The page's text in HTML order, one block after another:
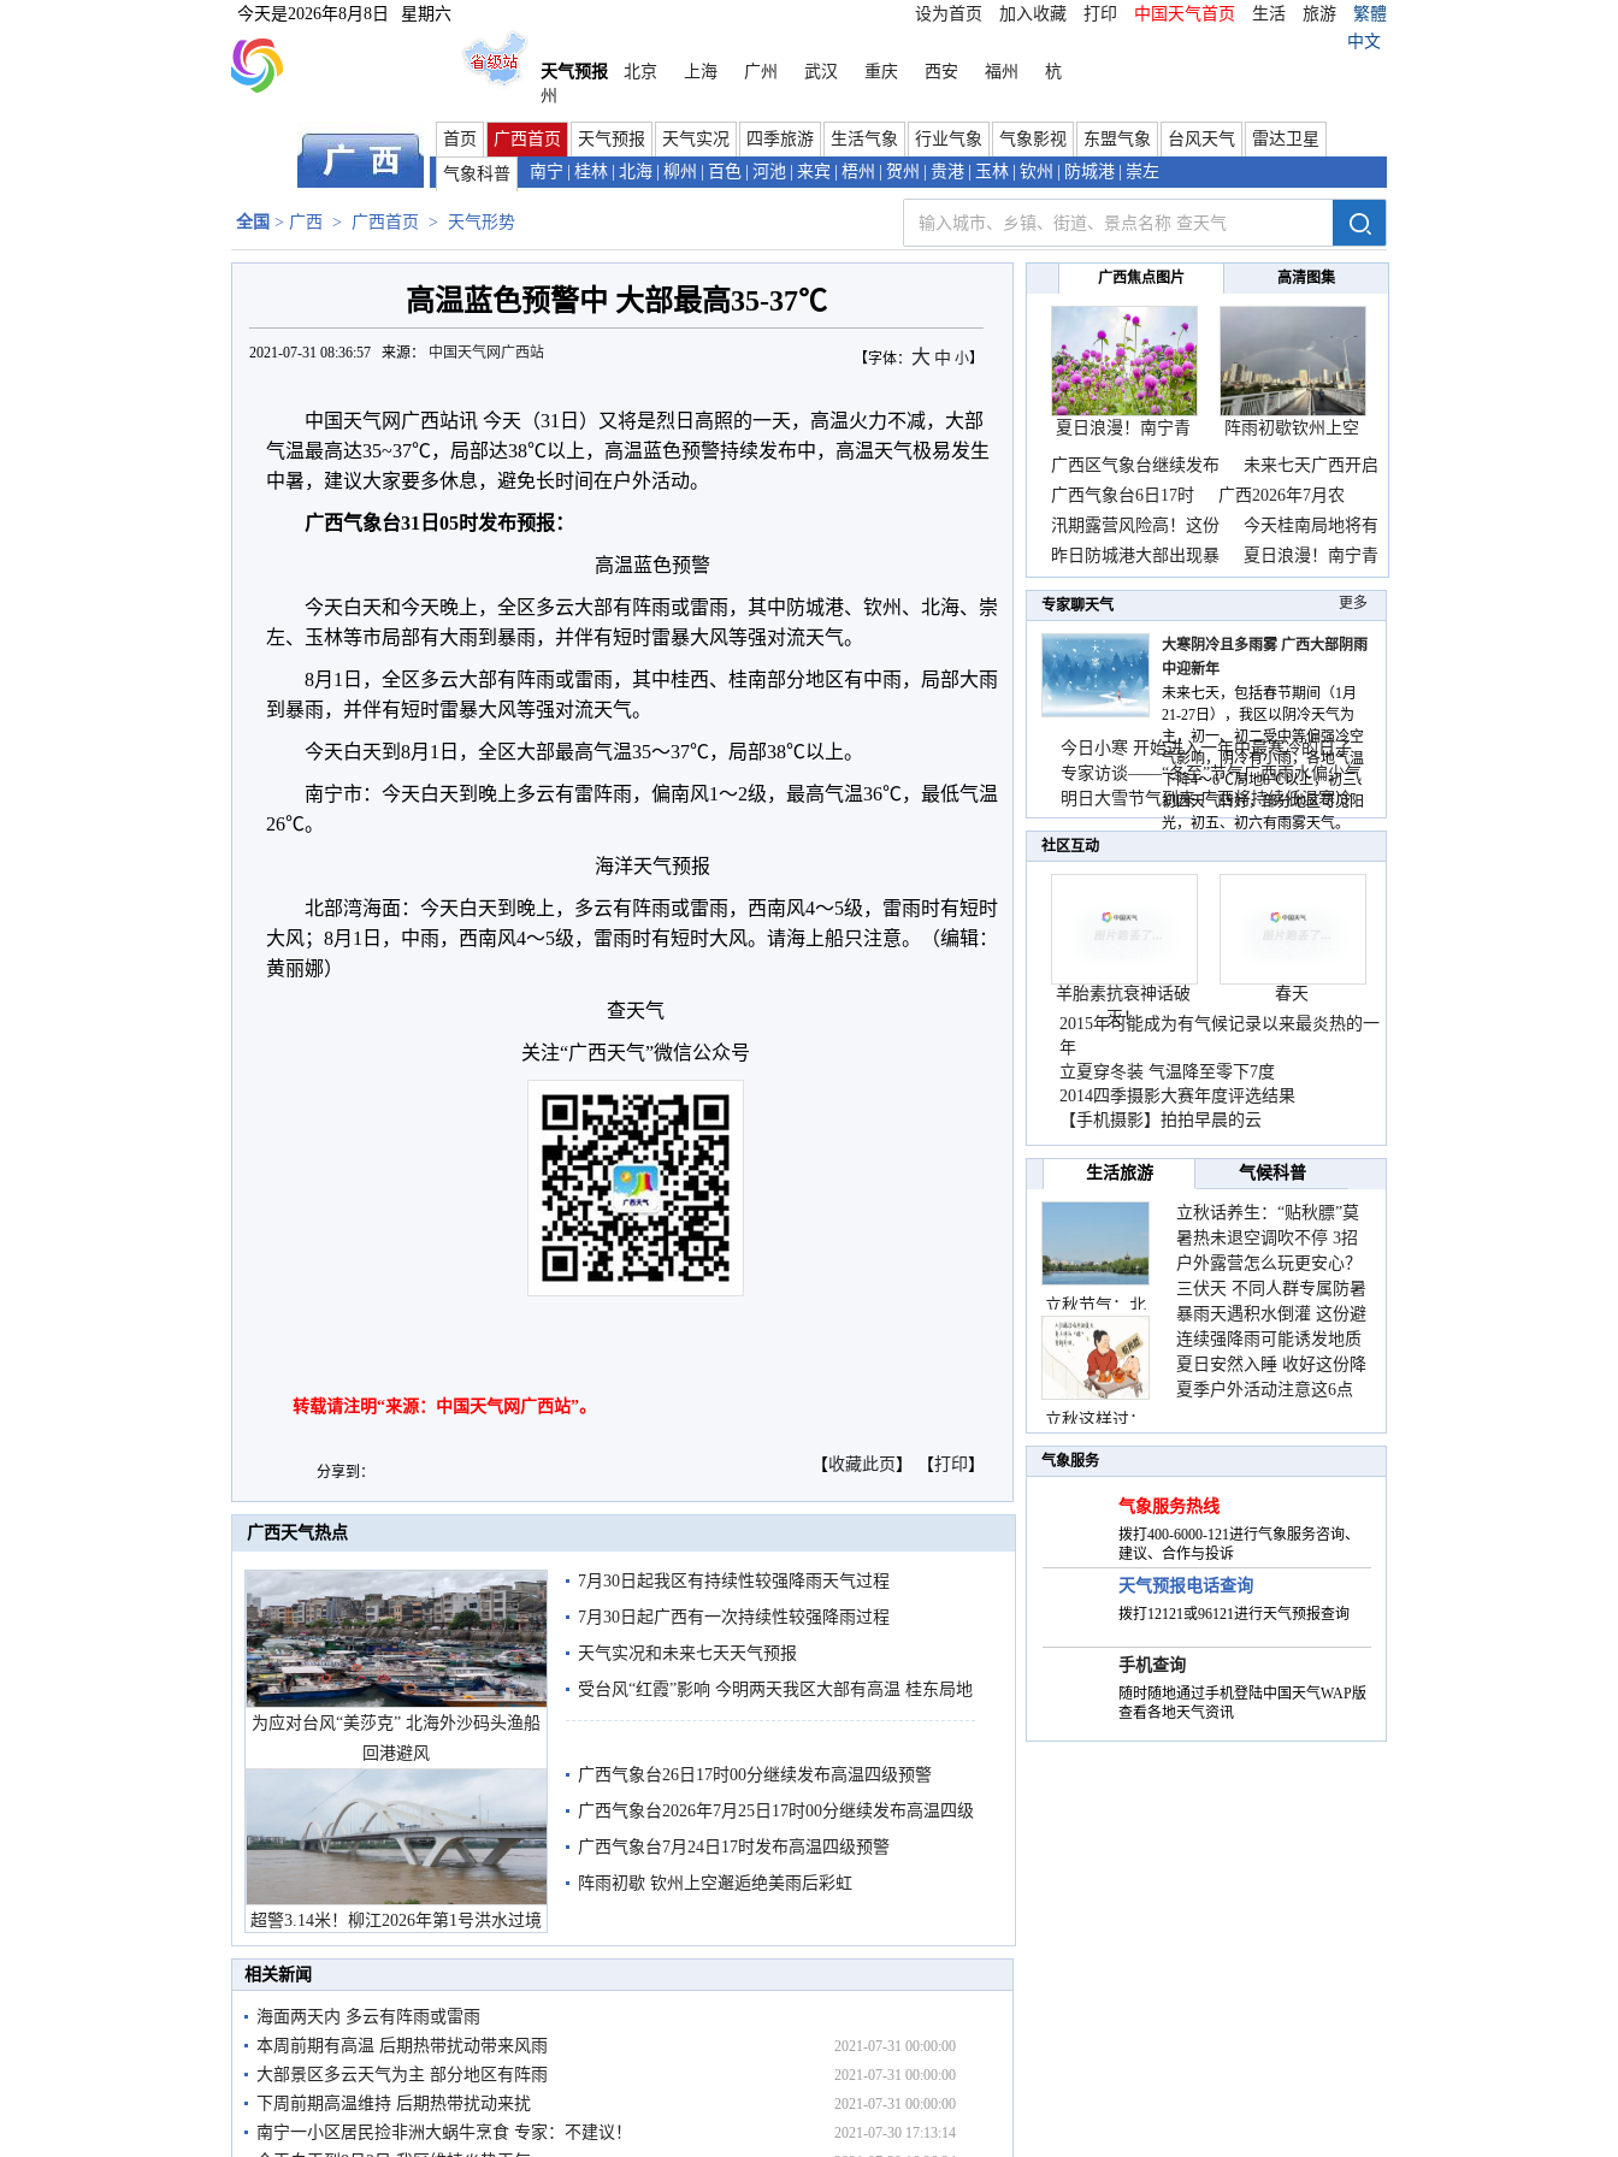
今天是2026年8月8日 星期六 设为首页 加入收藏 打印 中国天气首页 生活 旅游
繁體
中文
天气预报
北京 上海 广州 武汉 重庆 西安 福州
杭
州
首页 广西首页 天气预报 天气实况 四季旅游 生活气象 行业气象 气象影视 东盟气象 台风天气
雷达卫星
气象科普
南宁 桂林 北海 柳州 百色 河池 来宾 梧州 贺州 贵港 玉林 钦州 防城港 崇左
全国 > 广西 > 广西首页 > 天气形势
高温蓝色预警中 大部最高35-37℃
【字体： 大 中 小】
2021-07-31 08:36:57 来源： 中国天气网广西站
中国天气网广西站讯 今天（31日）又将是烈日高照的一天，高温火力不减，大部
气温最高达35~37℃，局部达38℃以上，高温蓝色预警持续发布中，高温天气极易发生
中暑，建议大家要多休息，避免长时间在户外活动。
广西气象台31日05时发布预报：
高温蓝色预警
今天白天和今天晚上，全区多云大部有阵雨或雷雨，其中防城港、钦州、北海、崇
左、玉林等市局部有大雨到暴雨，并伴有短时雷暴大风等强对流天气。
8月1日，全区多云大部有阵雨或雷雨，其中桂西、桂南部分地区有中雨，局部大雨
到暴雨，并伴有短时雷暴大风等强对流天气。
今天白天到8月1日，全区大部最高气温35～37℃，局部38℃以上。
南宁市：今天白天到晚上多云有雷阵雨，偏南风1～2级，最高气温36℃，最低气温
26℃。
海洋天气预报
北部湾海面：今天白天到晚上，多云有阵雨或雷雨，西南风4～5级，雷雨时有短时
大风；8月1日，中雨，西南风4～5级，雷雨时有短时大风。请海上船只注意。（编辑：
黄丽娜）
查天气
关注“广西天气”微信公众号
转载请注明“来源：中国天气网广西站”。
分享到： 【收藏此页 】 【打印】
广西天气热点
为应对台风“美莎克” 北海外沙码头渔船
回港避风
超警3.14米！柳江2026年第1号洪水过境
市民在堤岸见证汛况
7月30日起我区有持续性较强降雨天气过程
7月30日起广西有一次持续性较强降雨过程
天气实况和未来七天天气预报
受台风“红霞”影响 今明两天我区大部有高温 桂东局地
有较强降雨
广西气象台26日17时00分继续发布高温四级预警
广西气象台2026年7月25日17时00分继续发布高温四级
预警
广西气象台7月24日17时发布高温四级预警
阵雨初歇 钦州上空邂逅绝美雨后彩虹
相关新闻
海面两天内 多云有阵雨或雷雨
2021-07-31 00:00:00
本周前期有高温 后期热带扰动带来风雨
2021-07-31 00:00:00
大部景区多云天气为主 部分地区有阵雨
2021-07-31 00:00:00
下周前期高温维持 后期热带扰动来扰
2021-07-30 17:13:14
南宁一小区居民捡非洲大蜗牛烹食 专家：不建议！
广西焦点图片 高清图集
夏日浪漫！南宁青
秀山
阵雨初歇钦州上空
邂逅
广西区气象台继续发布
未来七天广西开启
晴热
广西气象台6日17时
广西2026年7月农
汛期露营风险高！这份
今天桂南局地将有
暴雨
昨日防城港大部出现暴
夏日浪漫！南宁青
秀山
专家聊天气 更多
大寒阴冷且多雨雾 广西大部阴雨
中迎新年
未来七天，包括春节期间（1月
21-27日），我区以阴冷天气为
主，初一、初二受中等偏强冷空
气影响，阴冷有小雨，各地气温
下降4～6℃局地8℃以上，初三、
初四天气转好，部分地区可见阳
光，初五、初六有雨雾天气。
今日小寒 开始进入一年中最寒冷的日子
专家访谈——“冬至”节气广西雨水偏少气
温低
明日大雪节气到来 广西将持续低温寒冷
天气
社区互动
羊胎素抗衰神话破
灭！
春天
2015年可能成为有气候记录以来最炎热的一
年
立夏穿冬装 气温降至零下7度
2014四季摄影大赛年度评选结果
【手机摄影】拍拍早晨的云
生活旅游 气候科普
立秋节气：北
立秋这样过：
立秋话养生：“贴秋膘”莫
着急 先清暑再防燥
暑热未退空调吹不停 3招
护住肩颈不酸痛
户外露营怎么玩更安心？
这份攻略请收好
三伏天 不同人群专属防暑
要点请收好
暴雨天遇积水倒灌 这份避
险提示请收好
连续强降雨可能诱发地质
灾害 这些前兆要知道
夏日安然入睡 收好这份降
温小贴士
夏季户外活动注意这6点
气象服务
气象服务热线
拨打400-6000-121进行气象服务咨询、
建议、合作与投诉
天气预报电话查询
拨打12121或96121进行天气预报查询
手机查询
随时随地通过手机登陆中国天气WAP版
查看各地天气资讯